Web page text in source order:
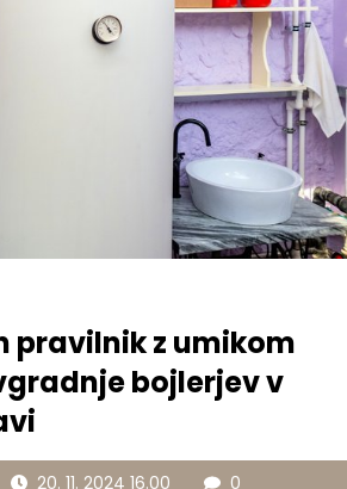
pravilnik z umikom
bojlerjev v
20. 11. 2024 16.00 0